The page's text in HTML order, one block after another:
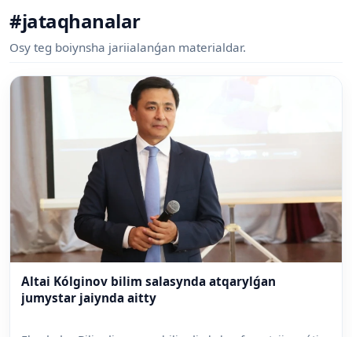
#jataqhanalar
Osy teg boiynsha jariialanǵan materialdar.
Altai Kólginov bilim salasynda atqarylǵan
jumystar jaiynda aitty